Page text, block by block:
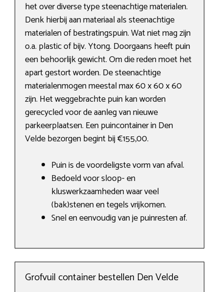
het over diverse type steenachtige materialen.
Denk hierbij aan materiaal als steenachtige
materialen of bestratingspuin. Wat niet mag zijn
o.a. plastic of bijv. Ytong. Doorgaans heeft puin
een behoorlijk gewicht. Om die reden moet het
apart gestort worden. De steenachtige
materialenmogen meestal max 60 x 60 x 60
zijn. Het weggebrachte puin kan worden
gerecycled voor de aanleg van nieuwe
parkeerplaatsen. Een puincontainer in Den
Velde bezorgen begint bij €155,00.
Puin is de voordeligste vorm van afval.
Bedoeld voor sloop- en
kluswerkzaamheden waar veel
(bak)stenen en tegels vrijkomen.
Snel en eenvoudig van je puinresten af.
Grofvuil container bestellen Den Velde